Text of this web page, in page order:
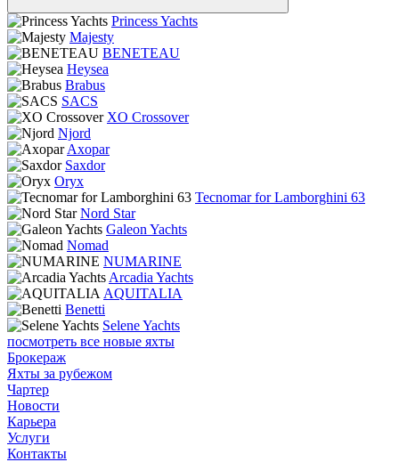
Princess Yachts
Majesty
BENETEAU
Heysea
Brabus
SACS
XO Crossover
Njord
Axopar
Saxdor
Oryx
Tecnomar for Lamborghini 63
Nord Star
Galeon Yachts
Nomad
NUMARINE
Arcadia Yachts
AQUITALIA
Benetti
Selene Yachts
посмотреть все новые яхты
Брокераж
Яхты за рубежом
Чартер
Новости
Карьера
Услуги
Контакты